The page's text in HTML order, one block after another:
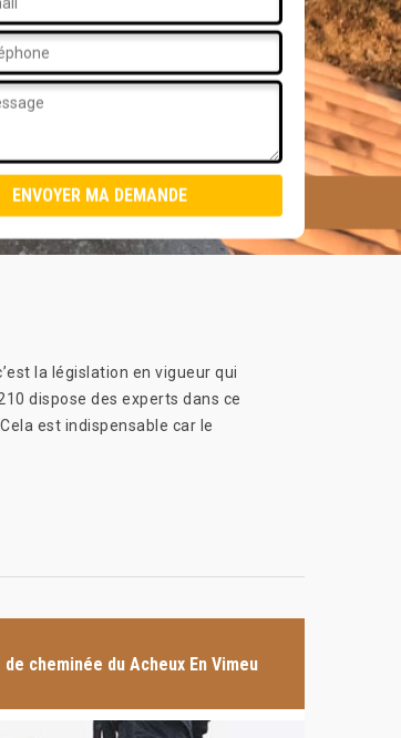
la législation en vigueur qui
dispose des experts dans ce
est indispensable car le
cheminée du Acheux En Vimeu